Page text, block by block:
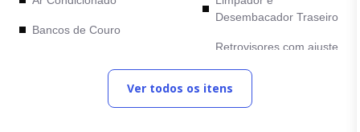
Bancos de Couro
Desembacador Traseiro
Retrovisores com ajuste
Rodas de Liga Leve
Ver todos os itens